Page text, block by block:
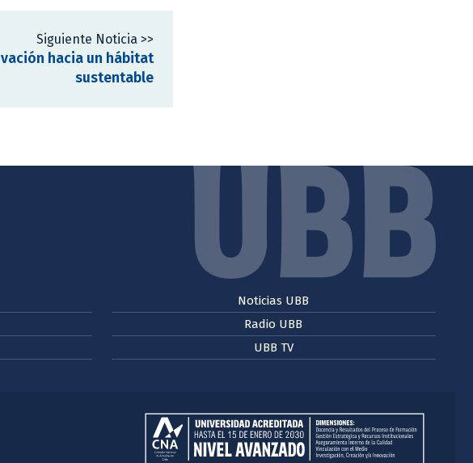
Siguiente Noticia >>
hacia un hábitat
sustentable
Noticias UBB
Radio UBB
UBB TV